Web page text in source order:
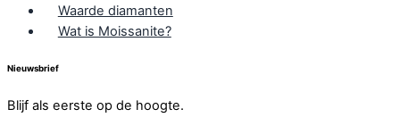
Waarde diamanten
Wat is Moissanite?
Nieuwsbrief
Blijf als eerste op de hoogte.